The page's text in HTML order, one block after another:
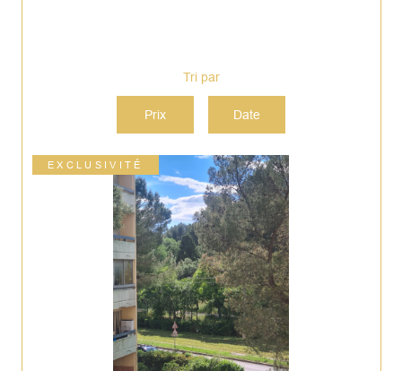
Tri par
Prix Date
EXCLUSIVITÉ